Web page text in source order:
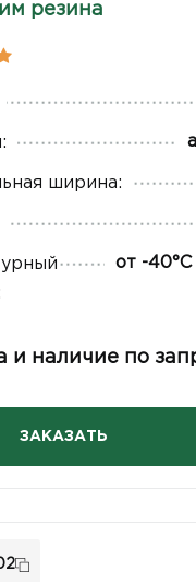
резина
ширина:
от -
и наличие по
ЗАКАЗАТЬ